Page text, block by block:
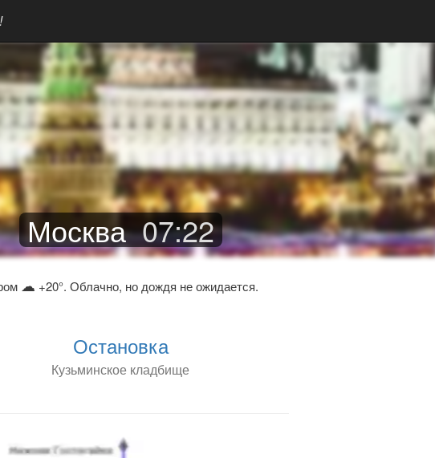
Москва 07:22
☁ +20°. Облачно, но дождя не ожидается.
Остановка
Кузьминское кладбище